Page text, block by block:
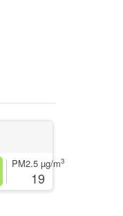
PM2.5 µg/m3
19